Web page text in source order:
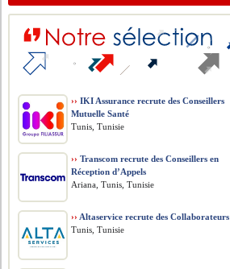
›› IKI Assurance recrute des Conseillers
Mutuelle Santé
Tunis, Tunisie
›› Transcom recrute des Conseillers en
Réception d’Appels
Ariana, Tunis, Tunisie
›› Altaservice recrute des Collaborateurs
Tunis, Tunisie